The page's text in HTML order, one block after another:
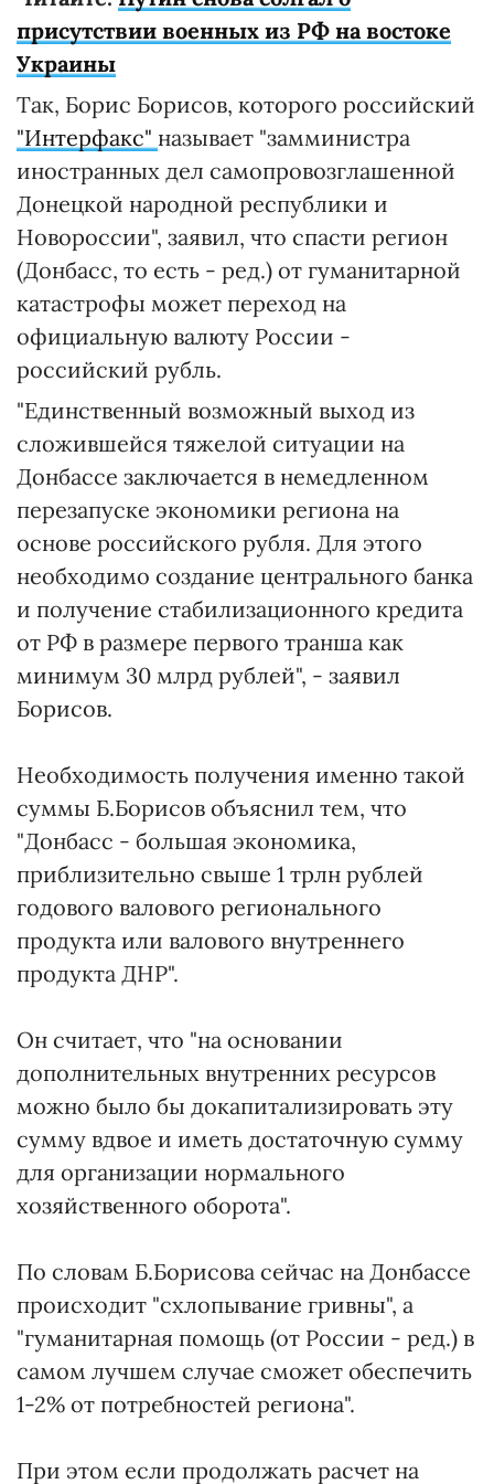
присутствии военных из РФ на востоке
Украины
Так, Борис Борисов, которого российский
"Интерфакс" называет "замминистра
иностранных дел самопровозглашенной
Донецкой народной республики и
Новороссии", заявил, что спасти регион
(Донбасс, то есть - ред.) от гуманитарной
катастрофы может переход на
официальную валюту России -
российский рубль.
"Единственный возможный выход из
сложившейся тяжелой ситуации на
Донбассе заключается в немедленном
перезапуске экономики региона на
основе российского рубля. Для этого
необходимо создание центрального банка
и получение стабилизационного кредита
от РФ в размере первого транша как
минимум 30 млрд рублей", - заявил
Борисов.
Необходимость получения именно такой
суммы Б.Борисов объяснил тем, что
"Донбасс - большая экономика,
приблизительно свыше 1 трлн рублей
годового валового регионального
продукта или валового внутреннего
продукта ДНР".
Он считает, что "на основании
дополнительных внутренних ресурсов
можно было бы докапитализировать эту
сумму вдвое и иметь достаточную сумму
для организации нормального
хозяйственного оборота".
По словам Б.Борисова сейчас на Донбассе
происходит "схлопывание гривны", а
"гуманитарная помощь (от России - ред.) в
самом лучшем случае сможет обеспечить
1-2% от потребностей региона".
При этом если продолжать расчет на